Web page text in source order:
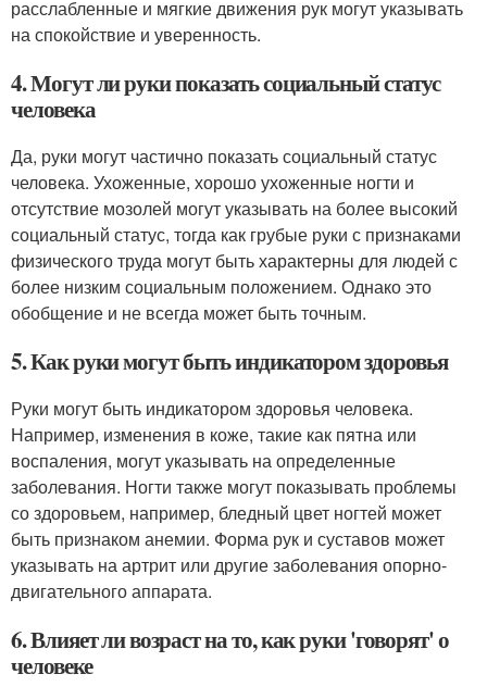
расслабленные и мягкие движения рук могут указывать
на спокойствие и уверенность.
4. Могут ли руки показать социальный статус
человека
Да, руки могут частично показать социальный статус
человека. Ухоженные, хорошо ухоженные ногти и
отсутствие мозолей могут указывать на более высокий
социальный статус, тогда как грубые руки с признаками
физического труда могут быть характерны для людей с
более низким социальным положением. Однако это
обобщение и не всегда может быть точным.
5. Как руки могут быть индикатором здоровья
Руки могут быть индикатором здоровья человека.
Например, изменения в коже, такие как пятна или
воспаления, могут указывать на определенные
заболевания. Ногти также могут показывать проблемы
со здоровьем, например, бледный цвет ногтей может
быть признаком анемии. Форма рук и суставов может
указывать на артрит или другие заболевания опорно-
двигательного аппарата.
6. Влияет ли возраст на то, как руки 'говорят' о
человеке